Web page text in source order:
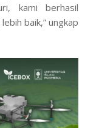
kami berhasil
baik,” ungkap